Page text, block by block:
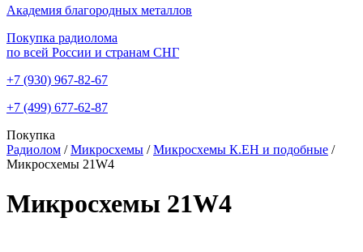
Академия благородных металлов
Покупка радиолома
по всей России и странам СНГ
+7 (930) 967-82-67
+7 (499) 677-62-87
Покупка
Радиолом / Микросхемы / Микросхемы К.ЕН и подобные /
Микросхемы 21W4
Микросхемы 21W4